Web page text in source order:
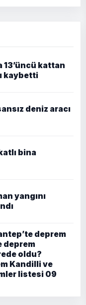
13’üncü kattan
kaybetti
deniz aracı
bina
yangını
deprem
deprem
oldu?
Kandilli ve
listesi 09